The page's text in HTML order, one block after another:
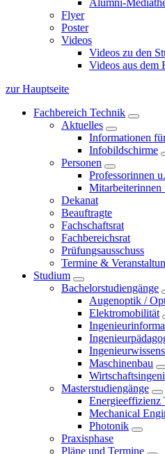
Alumni-
Flyer
Poster
Videos
Videos zu den
Videos aus dem
zur Hauptseite
Fachbereich Technik
Aktuelles
Informationen
Infobildschirme
Personen
Professorinnen
Dekanat
Beauftragte
Fachschaftsrat
Fachbereichsrat
Prüfungsausschuss
Termine &
Studium
Bachelorstudiengänge
Augenoptik /
Elektromobilität
Maschinenbau
Masterstudiengänge
Energieeffizienz
Mechanical
Photonik
Praxisphase
Pläne und Termine